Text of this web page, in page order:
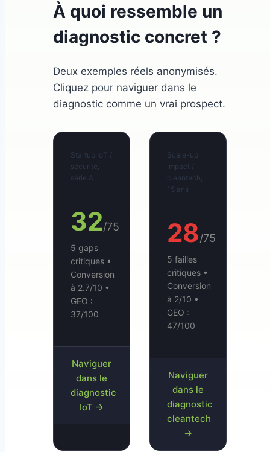
À quoi ressemble un
diagnostic concret ?
Deux exemples réels anonymisés.
Cliquez pour naviguer dans le
diagnostic comme un vrai prospect.
Startup IoT /
sécurité,
série A
32/75
5 gaps
critiques •
Conversion
à 2.7/10 •
GEO :
37/100
Naviguer
dans le
diagnostic
IoT →
Scale-up
impact /
cleantech,
15 ans
28/75
5 failles
critiques •
Conversion
à 2/10 •
GEO :
47/100
Naviguer
dans le
diagnostic
cleantech
→